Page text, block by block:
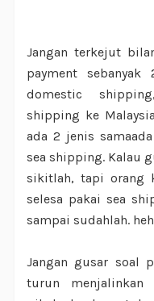
Jangan terkejut
payment
domestic
shipping ke
ada 2 jenis
sea shipping. Kalau
sikitlah, tapi orang
selesa pakai sea
sampai sudahlah.
Jangan gusar soal
turun menjalinkan